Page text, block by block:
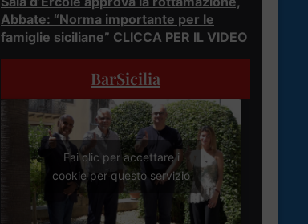
Abbate: “Norma importante per le
famiglie siciliane” CLICCA PER IL VIDEO
BarSicilia
Fai clic per accettare i
cookie per questo servizio